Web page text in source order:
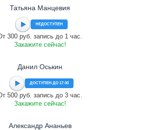
Татьяна Манцевия
НЕДОСТУПЕН
300 руб. запись до 1 час.
Закажите сейчас!
Данил Оськин
ДОСТУПЕН ДО 17:00
500 руб. запись до 3 час.
Закажите сейчас!
Александр Ананьев